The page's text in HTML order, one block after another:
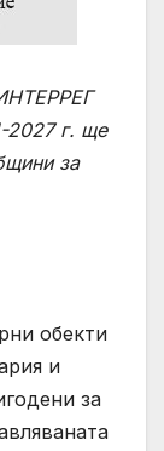
2027 г. ще
за
обекти
и
за